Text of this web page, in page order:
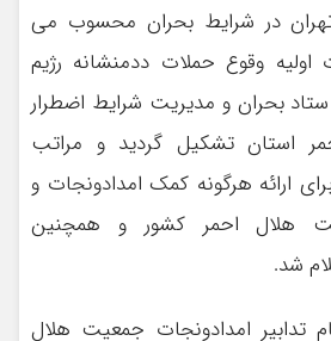
در شرایط بحران محسوب می
وقوع حملات ددمنشانه رژیم
بحران و مدیریت شرایط اضطرار
استان تشکیل گردید و مراتب
ارائه هرگونه کمک امدادونجات و
هلال احمر کشور و همچنین
شد.
تدابیر امدادونجات جمعیت هلال